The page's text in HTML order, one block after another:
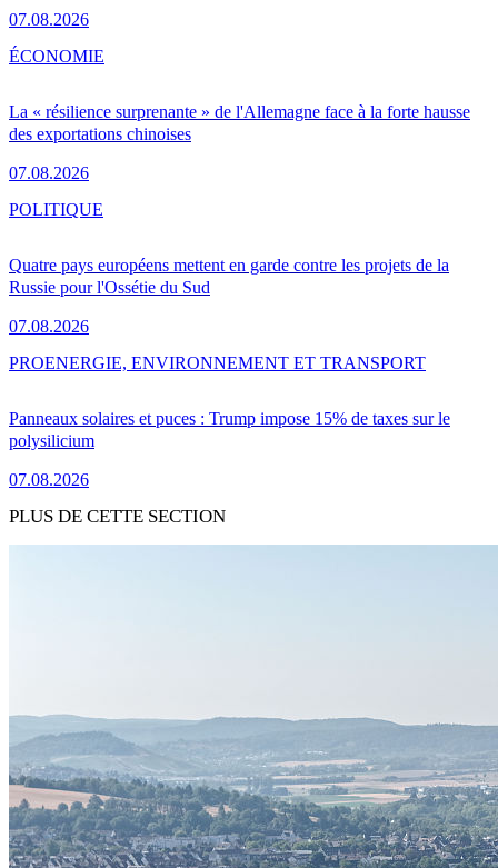
07.08.2026
La « résilience surprenante » de l'Allemagne face à la forte hausse
des exportations chinoises
07.08.2026
ÉCONOMIE
Quatre pays européens mettent en garde contre les projets de la
Russie pour l'Ossétie du Sud
07.08.2026
POLITIQUE
Panneaux solaires et puces : Trump impose 15% de taxes sur le
polysilicium
07.08.2026
PROENERGIE, ENVIRONNEMENT ET TRANSPORT
PLUS DE CETTE SECTION